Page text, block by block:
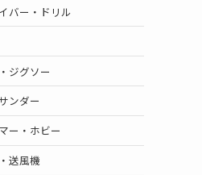
バー・ドリル
ジグソー
ンダー
ー・ホビー
送風機